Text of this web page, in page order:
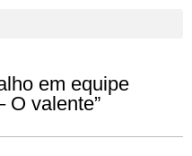
em equipe
O valente”